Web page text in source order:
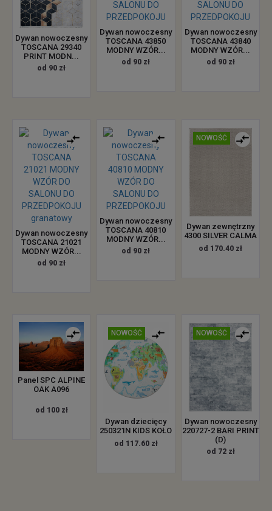
Dywan nowoczesny
TOSCANA 29340
PRINT MODN...
od 90 zł
Dywan nowoczesny
TOSCANA 43850
MODNY WZÓR...
od 90 zł
Dywan nowoczesny
TOSCANA 43840
MODNY WZÓR...
od 90 zł
Dywan nowoczesny
TOSCANA 21021
MODNY WZÓR...
od 90 zł
Dywan nowoczesny
TOSCANA 40810
MODNY WZÓR...
od 90 zł
NOWOŚĆ
Dywan zewnętrzny
4300 SILVER CALMA
od 170.40 zł
Panel SPC ALPINE
OAK A096
od 100 zł
NOWOŚĆ
Dywan dziecięcy
250321N KIDS KOŁO
od 117.60 zł
NOWOŚĆ
Dywan nowoczesny
220727-2 BARI PRINT
(D)
od 72 zł